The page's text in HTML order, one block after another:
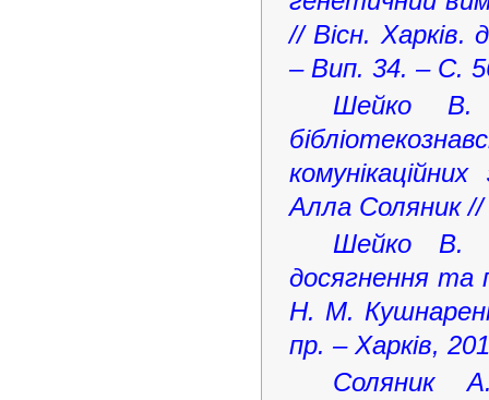
// Вісн. Харків.
– Вип. 34. – C.
Шейко В.
Алла Соляник
Шейко В.
досягнення та
Н. М.
пр. – Харків,
Соляник